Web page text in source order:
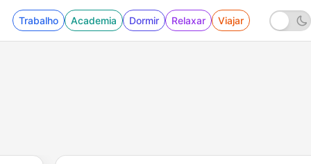
Trabalho Academia Dormir Relaxar Viajar